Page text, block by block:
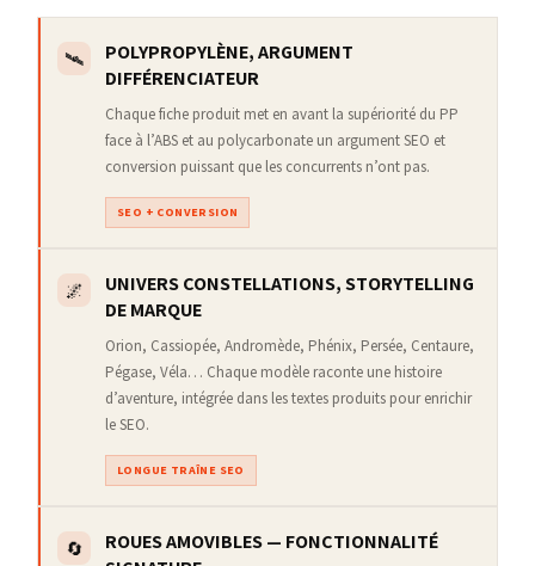
🛰️
POLYPROPYLÈNE, ARGUMENT
DIFFÉRENCIATEUR
Chaque fiche produit met en avant la supériorité du PP
face à l’ABS et au polycarbonate un argument SEO et
conversion puissant que les concurrents n’ont pas.
SEO + CONVERSION
🌌
UNIVERS CONSTELLATIONS, STORYTELLING
DE MARQUE
Orion, Cassiopée, Andromède, Phénix, Persée, Centaure,
Pégase, Véla… Chaque modèle raconte une histoire
d’aventure, intégrée dans les textes produits pour enrichir
le SEO.
LONGUE TRAÎNE SEO
🔄
ROUES AMOVIBLES — FONCTIONNALITÉ